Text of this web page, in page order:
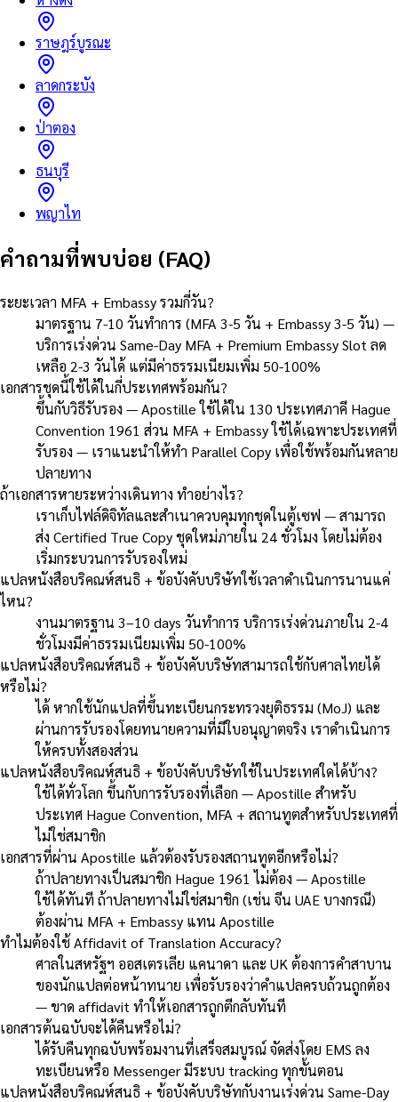
ราษฎร์บูรณะ
ลาดกระบัง
ป่าตอง
ธนบุรี
พญาไท
คำถามที่พบบ่อย (FAQ)
ระยะเวลา MFA + Embassy รวมกี่วัน?
มาตรฐาน 7-10 วันทำการ (MFA 3-5 วัน + Embassy 3-5 วัน) —
บริการเร่งด่วน Same-Day MFA + Premium Embassy Slot ลด
เหลือ 2-3 วันได้ แต่มีค่าธรรมเนียมเพิ่ม 50-100%
เอกสารชุดนี้ใช้ได้ในกี่ประเทศพร้อมกัน?
ขึ้นกับวิธีรับรอง — Apostille ใช้ได้ใน 130 ประเทศภาคี Hague
Convention 1961 ส่วน MFA + Embassy ใช้ได้เฉพาะประเทศที่
รับรอง — เราแนะนำให้ทำ Parallel Copy เพื่อใช้พร้อมกันหลาย
ปลายทาง
ถ้าเอกสารหายระหว่างเดินทาง ทำอย่างไร?
เราเก็บไฟล์ดิจิทัลและสำเนาควบคุมทุกชุดในตู้เซฟ — สามารถ
ส่ง Certified True Copy ชุดใหม่ภายใน 24 ชั่วโมง โดยไม่ต้อง
เริ่มกระบวนการรับรองใหม่
แปลหนังสือบริคณห์สนธิ + ข้อบังคับบริษัทใช้เวลาดำเนินการนานแค่
ไหน?
งานมาตรฐาน 3–10 days วันทำการ บริการเร่งด่วนภายใน 2-4
ชั่วโมงมีค่าธรรมเนียมเพิ่ม 50-100%
แปลหนังสือบริคณห์สนธิ + ข้อบังคับบริษัทสามารถใช้กับศาลไทยได้
หรือไม่?
ได้ หากใช้นักแปลที่ขึ้นทะเบียนกระทรวงยุติธรรม (MoJ) และ
ผ่านการรับรองโดยทนายความที่มีใบอนุญาตจริง เราดำเนินการ
ให้ครบทั้งสองส่วน
แปลหนังสือบริคณห์สนธิ + ข้อบังคับบริษัทใช้ในประเทศใดได้บ้าง?
ใช้ได้ทั่วโลก ขึ้นกับการรับรองที่เลือก — Apostille สำหรับ
ประเทศ Hague Convention, MFA + สถานทูตสำหรับประเทศที่
ไม่ใช่สมาชิก
เอกสารที่ผ่าน Apostille แล้วต้องรับรองสถานทูตอีกหรือไม่?
ถ้าปลายทางเป็นสมาชิก Hague 1961 ไม่ต้อง — Apostille
ใช้ได้ทันที ถ้าปลายทางไม่ใช่สมาชิก (เช่น จีน UAE บางกรณี)
ต้องผ่าน MFA + Embassy แทน Apostille
ทำไมต้องใช้ Affidavit of Translation Accuracy?
ศาลในสหรัฐฯ ออสเตรเลีย แคนาดา และ UK ต้องการคำสาบาน
ของนักแปลต่อหน้าทนาย เพื่อรับรองว่าคำแปลครบถ้วนถูกต้อง
— ขาด affidavit ทำให้เอกสารถูกตีกลับทันที
เอกสารต้นฉบับจะได้คืนหรือไม่?
ได้รับคืนทุกฉบับพร้อมงานที่เสร็จสมบูรณ์ จัดส่งโดย EMS ลง
ทะเบียนหรือ Messenger มีระบบ tracking ทุกขั้นตอน
แปลหนังสือบริคณห์สนธิ + ข้อบังคับบริษัทกับงานเร่งด่วน Same-Day